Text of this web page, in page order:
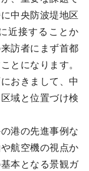
中央防波堤地区
近接することか
訪者にまず首都
とになります。
おきまして、中
域と位置づけ検
港の先進事例な
航空機の視点か
本となる景観ガ